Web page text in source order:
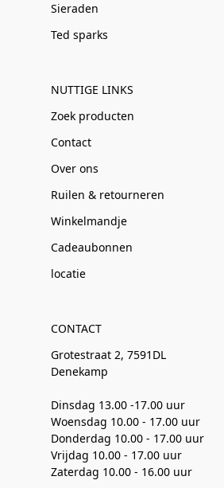
Sieraden
Ted sparks
NUTTIGE LINKS
Zoek producten
Contact
Over ons
Ruilen & retourneren
Winkelmandje
Cadeaubonnen
locatie
CONTACT
Grotestraat 2, 7591DL
Denekamp
Dinsdag 13.00 -17.00 uur
Woensdag 10.00 - 17.00 uur
Donderdag 10.00 - 17.00 uur
Vrijdag 10.00 - 17.00 uur
Zaterdag 10.00 - 16.00 uur